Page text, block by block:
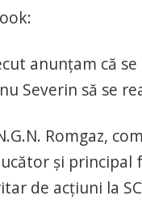
anunțam că
Severin să se
Romgaz,
și principal
de acțiuni la